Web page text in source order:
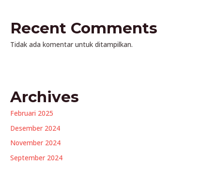
Recent Comments
Tidak ada komentar untuk ditampilkan.
Archives
Februari 2025
Desember 2024
November 2024
September 2024